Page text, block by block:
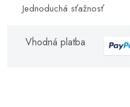
Jednoduchá sťažnosť
Vhodná platba